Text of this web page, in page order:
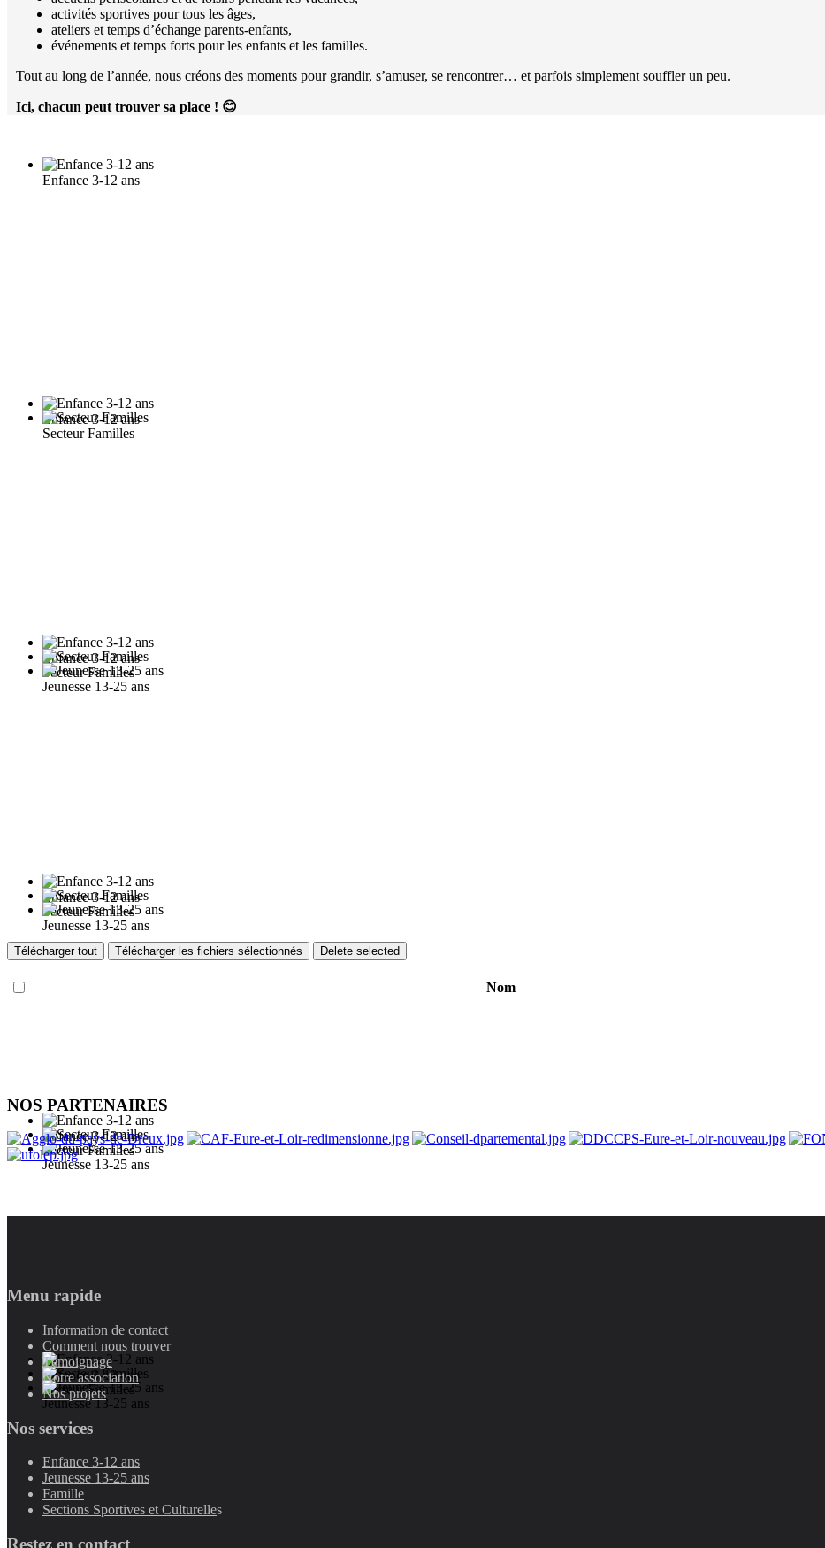
activités sportives pour tous les âges,
ateliers et temps d’échange parents-enfants,
événements et temps forts pour les enfants et les familles.
Tout au long de l’année, nous créons des moments pour grandir, s’amuser, se rencontrer… et parfois simplement souffler un peu.
Ici, chacun peut trouver sa place ! 😊
Enfance 3-12 ans
Enfance 3-12 ans
Enfance 3-12 ans
Enfance 3-12 ans
Enfance 3-12 ans
Enfance 3-12 ans
Secteur Familles
Secteur Familles
Secteur Familles
Secteur Familles
Secteur Familles
Jeunesse 13-25 ans
Jeunesse 13-25 ans
Jeunesse 13-25 ans
Jeunesse 13-25 ans
Télécharger tout Télécharger les fichiers sélectionnés Delete selected
Nom
NOS PARTENAIRES
Menu rapide
Information de contact
Comment nous trouver
Témoignage
Notre association
Nos projets
Nos services
Enfance 3-12 ans
Jeunesse 13-25 ans
Famille
Sections Sportives et Culturelles
Restez en contact